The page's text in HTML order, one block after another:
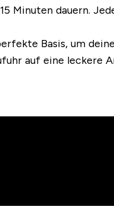
Minuten dauern.
Basis, um
auf eine leckere